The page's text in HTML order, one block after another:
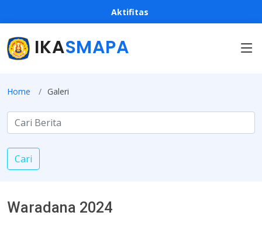
Aktifitas
IKASMAPA
Home Galeri
Cari
Waradana 2024